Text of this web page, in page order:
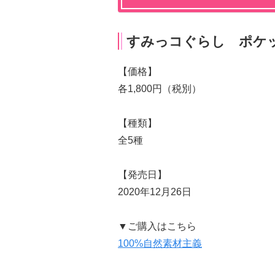
すみっコぐらし ポケ
【価格】
各1,800円（税別）
【種類】
全5種
【発売日】
2020年12月26日
▼ご購入はこちら
100%自然素材主義